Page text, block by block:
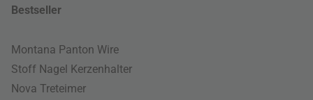
Bestseller
Montana Panton Wire
Stoff Nagel Kerzenhalter
Nova Treteimer